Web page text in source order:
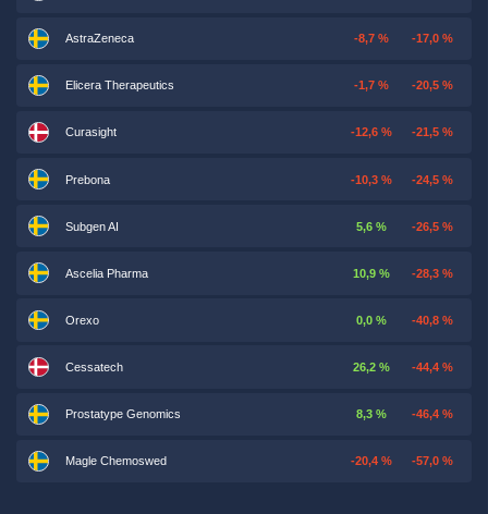
AstraZeneca -8,7 % -17,0 %
Elicera Therapeutics -1,7 % -20,5 %
Curasight -12,6 % -21,5 %
Prebona -10,3 % -24,5 %
Subgen AI 5,6 % -26,5 %
Ascelia Pharma 10,9 % -28,3 %
Orexo 0,0 % -40,8 %
Cessatech 26,2 % -44,4 %
Prostatype Genomics 8,3 % -46,4 %
Magle Chemoswed -20,4 % -57,0 %